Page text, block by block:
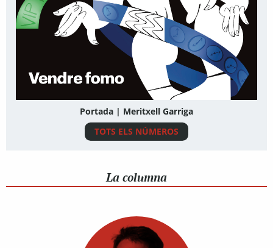
Portada | Meritxell Garriga
TOTS ELS NÚMEROS
La columna